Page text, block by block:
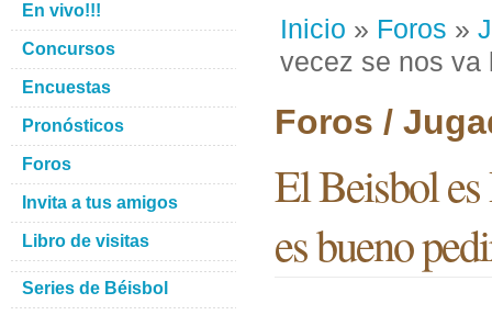
Inicio » Foros »
vecez se nos va
Foros /
El Beisbol es
es bueno
En vivo!!!
Concursos
Encuestas
Pronósticos
Foros
Invita a tus amigos
Libro de visitas
Series de Béisbol